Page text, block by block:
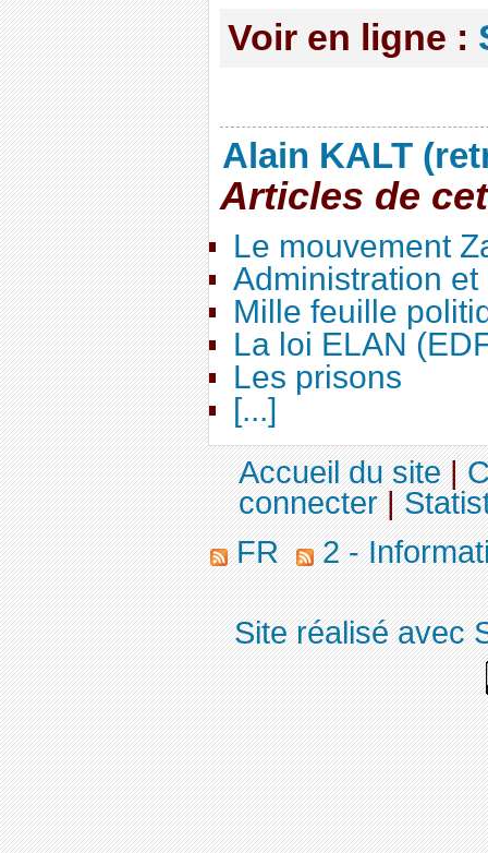
Voir en ligne :
Alain KALT
Articles de
Le mouvement
Administration
Mille feuille
La loi ELAN
Les prisons
[...]
Accueil du site|
connecter|
FR
2 -
Site réalisé avec